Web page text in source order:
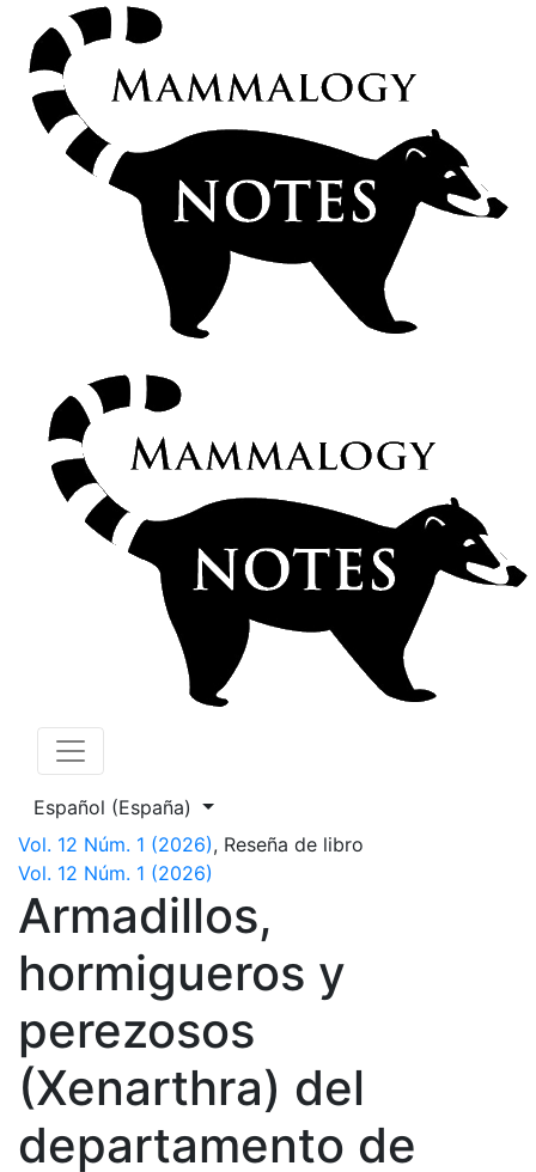
Armadillos, hormigueros y perezosos (Xenarthra) del
Cambiar el idioma. El actual es:
Español (España)
Vol. 12 Núm. 1 (2026), Reseña de libro
Vol. 12 Núm. 1 (2026)
Armadillos,
hormigueros y
perezosos
(Xenarthra) del
departamento de